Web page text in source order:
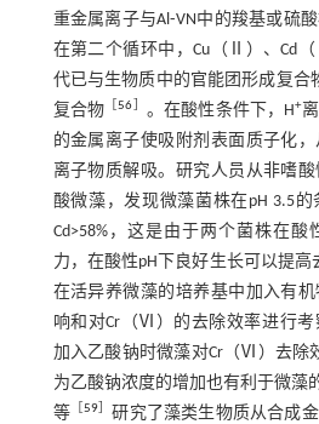
重金属离子与Al⁃VN中的羧基或硫
在第二个循环中，Cu（Ⅱ）、Cd
代已与生物质中的官能团形成复合
复合物 ［56 。在酸性条件下，H+
的金属离子使吸附剂表面质子化
离子物质解吸。研究人员从非嗜
酸微藻，发现微藻菌株在pH 3.5
Cd>58%，这是由于两个菌株在
力，在酸性pH下良好生长可以提高
在活异养微藻的培养基中加入有
响和对Cr（Ⅵ）的去除效率进行
加入乙酸钠时微藻对Cr（Ⅵ）去除
为乙酸钠浓度的增加也有利于微藻
等［ 59 ］研究了藻类生物质从合成